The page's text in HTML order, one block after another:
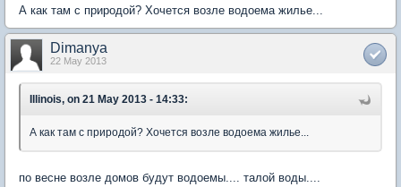
А как там с природой? Хочется возле водоема жилье...
Dimanya
22 May 2013
Illinois, on 21 May 2013 - 14:33:
А как там с природой? Хочется возле водоема жилье...
по весне возле домов будут водоемы.... талой воды....